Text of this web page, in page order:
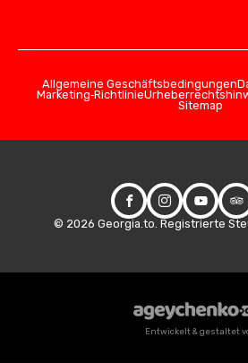
Allgemeine Geschäftsbedingungen
Marketing‑Richtlinie
Sitemap
© 2026 Georgia.to. Registrierte
Entwickelt & gestaltet